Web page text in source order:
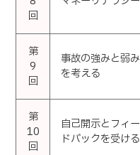
回
第
9
回
事故の強みと弱み
を考える
第
10
回
自己開示とフィー
ドバックを受ける